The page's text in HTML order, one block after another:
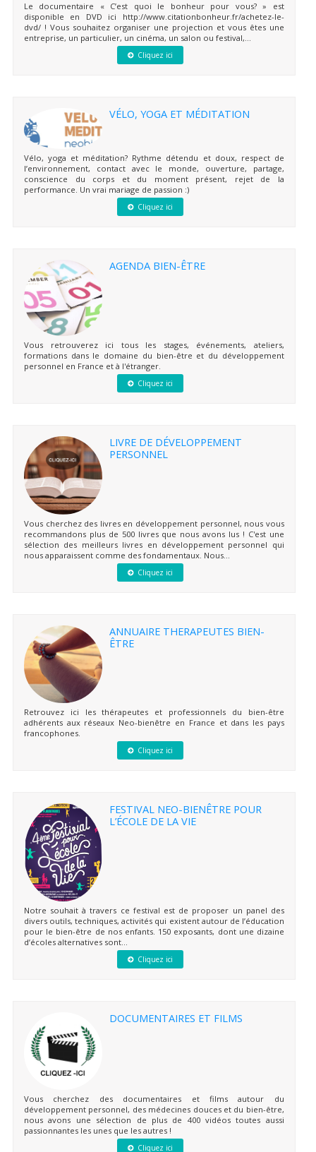
Le documentaire « C’est quoi le bonheur pour vous? » est
disponible en DVD ici http://www.citationbonheur.fr/achetez-le-
dvd/ ! Vous souhaitez organiser une projection et vous êtes une
entreprise, un particulier, un cinéma, un salon ou festival,...
Cliquez ici
VÉLO, YOGA ET MÉDITATION
Vélo, yoga et méditation? Rythme détendu et doux, respect de
l’environnement, contact avec le monde, ouverture, partage,
conscience du corps et du moment présent, rejet de la
performance. Un vrai mariage de passion :)
Cliquez ici
AGENDA BIEN-ÊTRE
Vous retrouverez ici tous les stages, événements, ateliers,
formations dans le domaine du bien-être et du développement
personnel en France et à l'étranger.
Cliquez ici
LIVRE DE DÉVELOPPEMENT
PERSONNEL
Vous cherchez des livres en développement personnel, nous vous
recommandons plus de 500 livres que nous avons lus ! C'est une
sélection des meilleurs livres en développement personnel qui
nous apparaissent comme des fondamentaux. Nous...
Cliquez ici
ANNUAIRE THERAPEUTES BIEN-
ÊTRE
Retrouvez ici les thérapeutes et professionnels du bien-être
adhérents aux réseaux Neo-bienêtre en France et dans les pays
francophones.
Cliquez ici
FESTIVAL NEO-BIENÊTRE POUR
L’ÉCOLE DE LA VIE
Notre souhait à travers ce festival est de proposer un panel des
divers outils, techniques, activités qui existent autour de l’éducation
pour le bien-être de nos enfants. 150 exposants, dont une dizaine
d’écoles alternatives sont...
Cliquez ici
DOCUMENTAIRES ET FILMS
Vous cherchez des documentaires et films autour du
développement personnel, des médecines douces et du bien-être,
nous avons une sélection de plus de 400 vidéos toutes aussi
passionnantes les unes que les autres !
Cliquez ici